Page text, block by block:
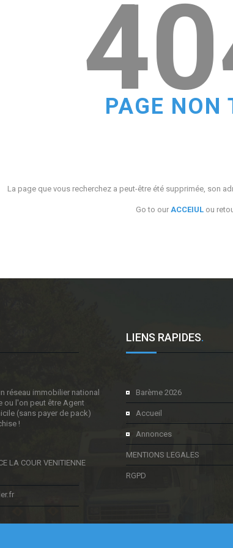
PAGE NON
La page que vous recherchez a peut-être été supprimée, son
Go to our ACCEIUL ou
réseau immobilier national
ou l'on peut être Agent
(sans payer de pack)
!
LA COUR VENITIENNE
LIENS RAPIDES.
Barème 2026
Accueil
Annonces
MENTIONS LEGALES
RGPD